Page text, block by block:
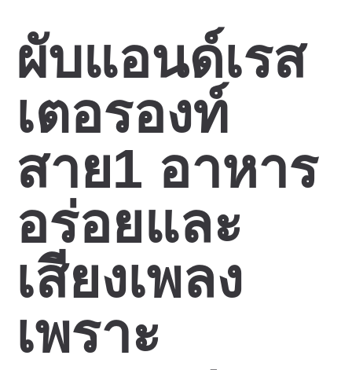
ผับแอนด์เรส
เตอรองท์
สาย1 อาหาร
อร่อยและ
เสียงเพลง
เพราะ